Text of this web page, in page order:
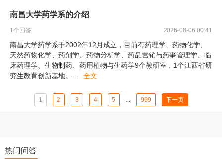
南昌大学药学系的介绍
1个回答 2026-08-06 00:41
南昌大学药学系于2002年12月成立，目前有药理学、药物化学、
天然药物化学、药剂学、药物分析学、药品营销与药事管理学、临
床药理学、生物制药、药用植物与生药学9个教研室，1个江西省研
究生教育创新基地。
全文
1 2 3 4 5 ... 999 下一页
热门问答